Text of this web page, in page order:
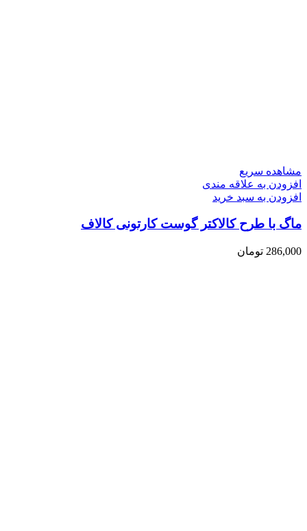
مشاهده سریع
افزودن به علاقه مندی
افزودن به سبد خرید
ماگ با طرح کالاکتر گوست کارتونی کالاف
286,000 تومان